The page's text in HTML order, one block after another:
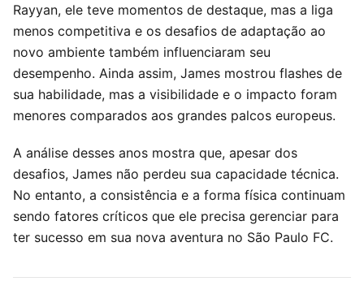
Rayyan, ele teve momentos de destaque, mas a liga
menos competitiva e os desafios de adaptação ao
novo ambiente também influenciaram seu
desempenho. Ainda assim, James mostrou flashes de
sua habilidade, mas a visibilidade e o impacto foram
menores comparados aos grandes palcos europeus.
A análise desses anos mostra que, apesar dos
desafios, James não perdeu sua capacidade técnica.
No entanto, a consistência e a forma física continuam
sendo fatores críticos que ele precisa gerenciar para
ter sucesso em sua nova aventura no São Paulo FC.